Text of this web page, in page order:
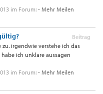
im Forum: - Mehr Meilen
Beitrag
irgendwie verstehe ich das
ich unklare aussagen
im Forum: - Mehr Meilen